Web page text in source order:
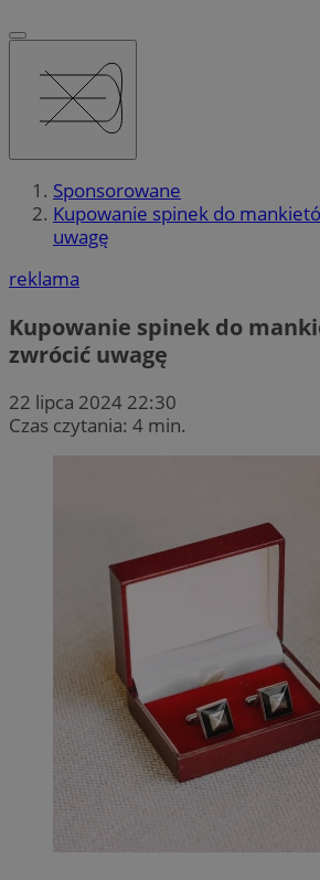
Sponsorowane
Kupowanie spinek do
uwagę
reklama
Kupowanie spinek do
zwrócić uwagę
22 lipca 2024 22:30
Czas czytania: 4 min.